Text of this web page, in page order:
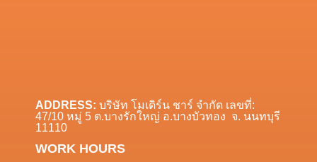
ADDRESS: บริษัท โมเดิร์น ชาร์ จำกัด เลขที่:
47/10 หมู่ 5 ต.บางรักใหญ่ อ.บางบัวทอง จ. นนทบุรี
11110
WORK HOURS